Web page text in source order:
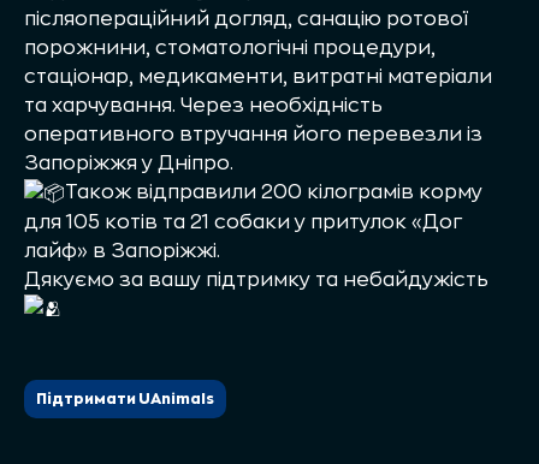
післяопераційний догляд, санацію ротової
порожнини, стоматологічні процедури,
стаціонар, медикаменти, витратні матеріали
та харчування. Через необхідність
оперативного втручання його перевезли із
Запоріжжя у Дніпро.
Також відправили 200 кілограмів корму
для 105 котів та 21 собаки у притулок «Дог
лайф» в Запоріжжі.
Дякуємо за вашу підтримку та небайдужість
Підтримати UAnimals